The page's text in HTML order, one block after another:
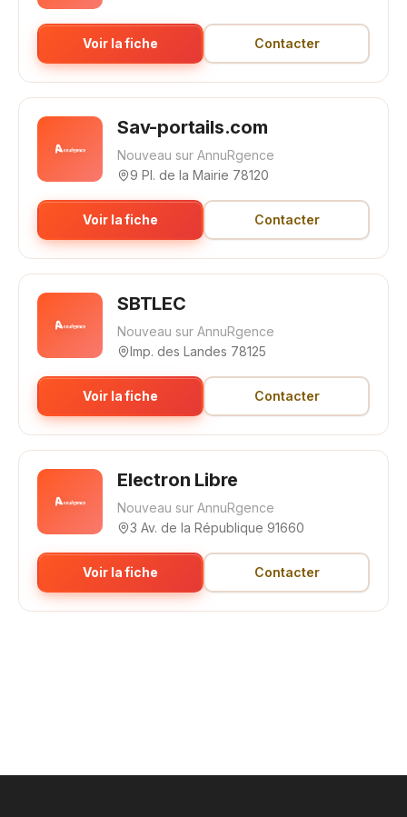
Voir la fiche Contacter
Sav-portails.com
Nouveau sur AnnuRgence
9 Pl. de la Mairie 78120
Voir la fiche Contacter
SBTLEC
Nouveau sur AnnuRgence
Imp. des Landes 78125
Voir la fiche Contacter
Electron Libre
Nouveau sur AnnuRgence
3 Av. de la République 91660
Voir la fiche Contacter